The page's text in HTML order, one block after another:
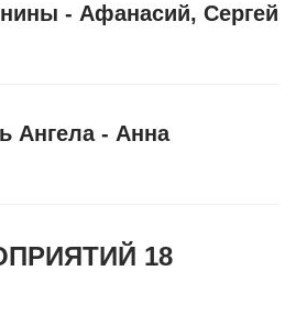
- Афанасий, Сергей
Ангела - Анна
18